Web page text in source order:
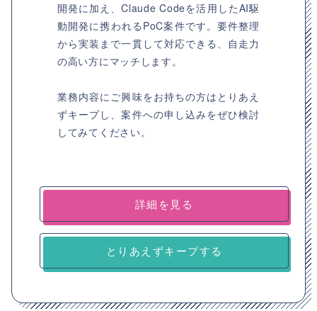
開発に加え、Claude Codeを活用したAI駆
動開発に携われるPoC案件です。要件整理
から実装まで一貫して対応できる、自走力
の高い方にマッチします。
業務内容にご興味をお持ちの方はとりあえ
ずキープし、案件への申し込みをぜひ検討
してみてください。
詳細を見る
とりあえずキープする